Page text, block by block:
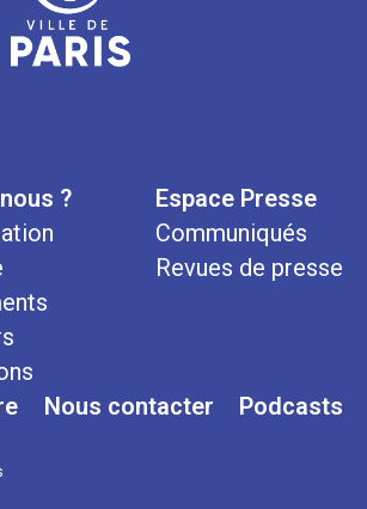
?
Espace Presse
Communiqués
Revues de presse
Nous contacter Podcasts